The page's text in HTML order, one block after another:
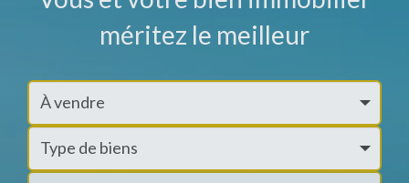
méritez le meilleur